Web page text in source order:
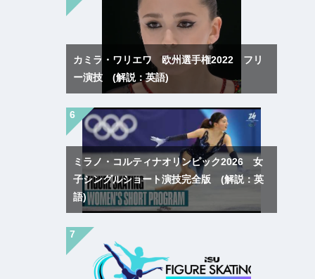
カミラ・ワリエワ 欧州選手権2022 フリ
ー演技 (解説：英語)
ミラノ・コルティナオリンピック2026 女
子シングルショート演技完全版 (解説：英
語)